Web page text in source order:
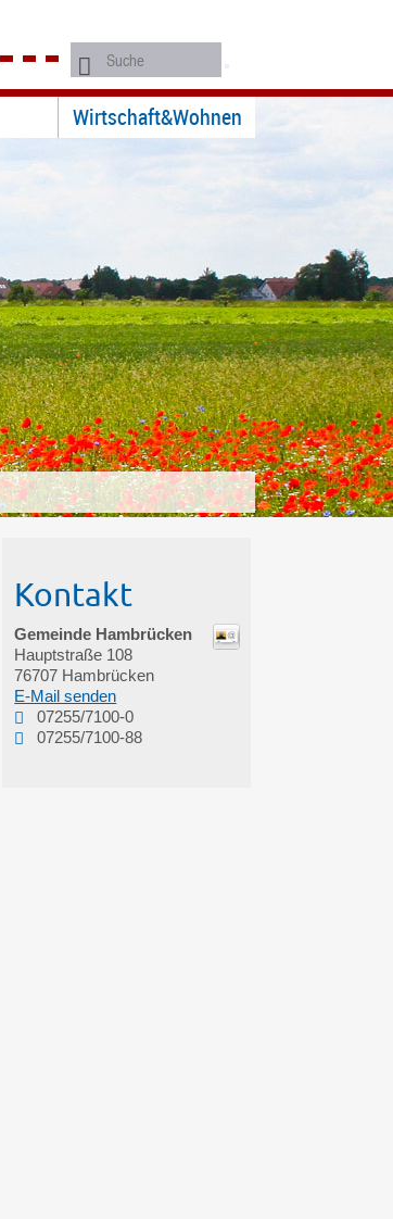
Wirtschaft&Wohnen
Kontakt
Gemeinde Hambrücken
Hauptstraße 108
76707 Hambrücken
E-Mail senden
07255/7100-0
07255/7100-88